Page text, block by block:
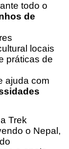
todo o
de
locais
práticas de
ajuda com
Trek
o Nepal,